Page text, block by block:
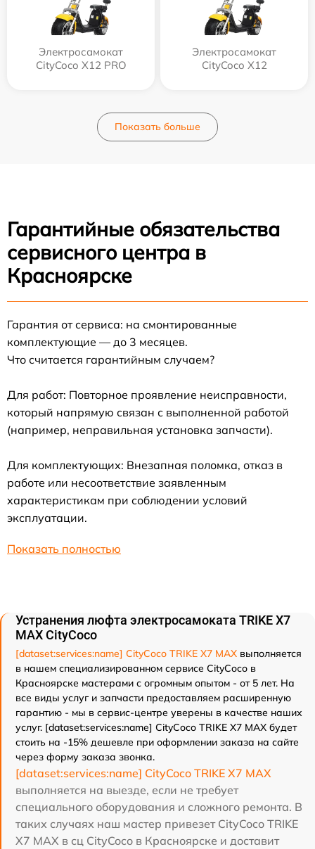
Электросамокат
CityCoco X12 PRO
Электросамокат
CityCoco X12
Показать больше
Гарантийные обязательства
сервисного центра в
Красноярске
Гарантия от сервиса: на смонтированные
комплектующие — до 3 месяцев.
Что считается гарантийным случаем?
Для работ: Повторное проявление неисправности,
который напрямую связан с выполненной работой
(например, неправильная установка запчасти).
Для комплектующих: Внезапная поломка, отказ в
работе или несоответствие заявленным
характеристикам при соблюдении условий
эксплуатации.
Показать полностью
Устранения люфта электросамоката TRIKE X7
MAX CityCoco
[dataset:services:name] CityCoco TRIKE X7 MAX выполняется
в нашем специализированном сервисе CityCoco в
Красноярске мастерами с огромным опытом - от 5 лет. На
все виды услуг и запчасти предоставляем расширенную
гарантию - мы в сервис-центре уверены в качестве наших
услуг. [dataset:services:name] CityCoco TRIKE X7 MAX будет
стоить на -15% дешевле при оформлении заказа на сайте
через форму заказа звонка.
[dataset:services:name] CityCoco TRIKE X7 MAX
выполняется на выезде, если не требует
специального оборудования и сложного ремонта. В
таких случаях наш мастер привезет CityCoco TRIKE
X7 MAX в сц CityCoco в Красноярске и доставит